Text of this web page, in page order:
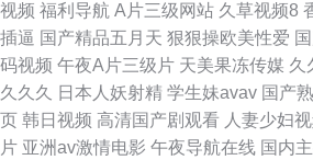
视频 福利导航 A片三级网站 久草视频8
插逼 国产精品五月天 狠狠操欧美性爱
码视频 午夜A片三级片 天美果冻传媒 久
久久久
日本人妖射精 学生妹avav 国产
页 韩日视频 高清国产剧观看 人妻少妇
片 亚洲av激情电影 午夜导航在线 国内